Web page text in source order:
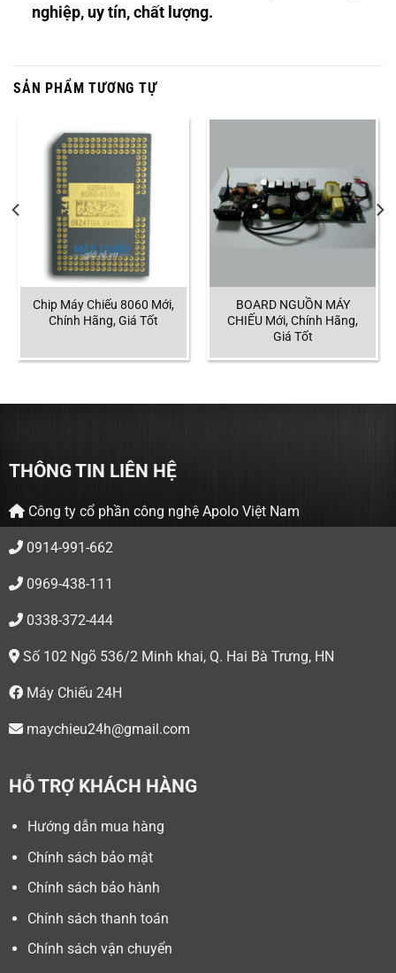
nghiệp, uy tín, chất lượng.
SẢN PHẨM TƯƠNG TỰ
Chip Máy Chiếu 8060 Mới,
Chính Hãng, Giá Tốt
BOARD NGUỒN MÁY
CHIẾU Mới, Chính Hãng,
Giá Tốt
THÔNG TIN LIÊN HỆ
Công ty cổ phần công nghệ Apolo Việt Nam
0914-991-662
0969-438-111
0338-372-444
Số 102 Ngõ 536/2 Minh khai, Q. Hai Bà Trưng, HN
Máy Chiếu 24H
maychieu24h@gmail.com
HỖ TRỢ KHÁCH HÀNG
Hướng dẫn mua hàng
Chính sách bảo mật
Chính sách bảo hành
Chính sách thanh toán
Chính sách vận chuyển